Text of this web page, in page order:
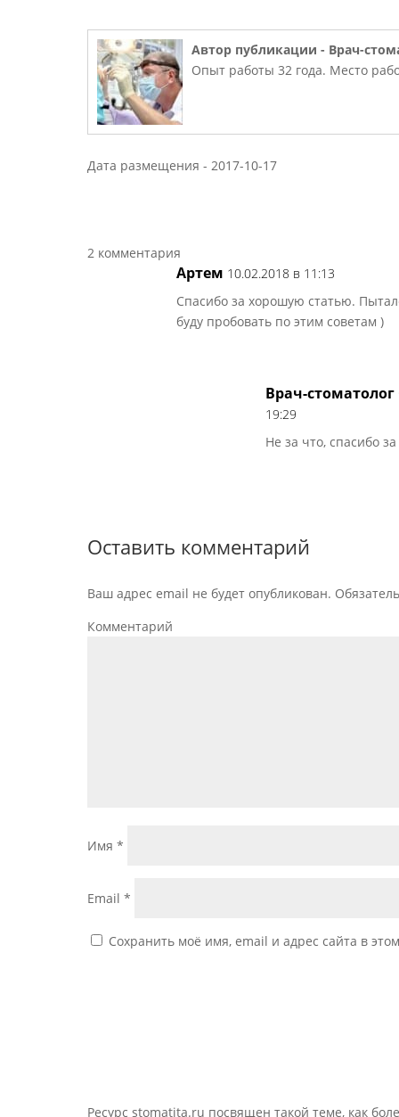
Автор публикации - Врач-
Опыт работы 32 года. Место
Дата размещения - 2017-10-17
2 комментария
Артем 10.02.2018 в 11:13
Спасибо за хорошую статью.
буду пробовать по этим советам )
Врач-
19:29
Не за что, спасибо
Оставить комментарий
Ваш адрес email не будет опубликован.
Комментарий
Имя *
Email *
Сохранить моё имя, email и адрес сайта в
Ресурс stomatita.ru посвящен такой теме, как